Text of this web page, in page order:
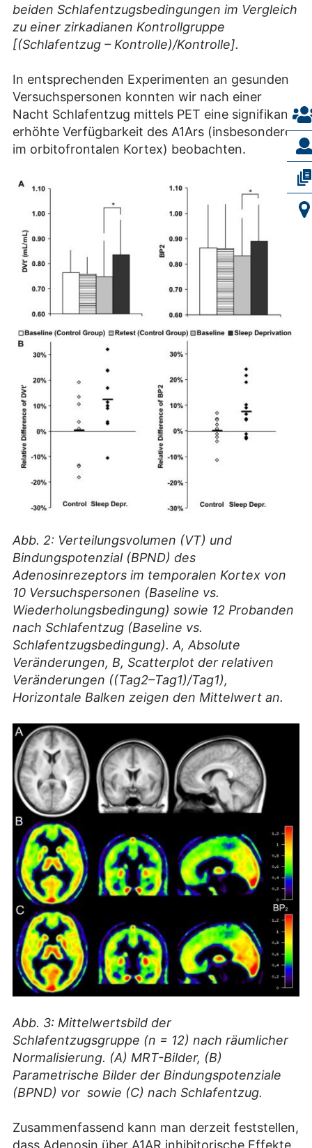
beiden Schlafentzugsbedingungen im Vergleich
zu einer zirkadianen Kontrollgruppe
[(Schlafentzug – Kontrolle)/Kontrolle].
In entsprechenden Experimenten an gesunden
Versuchspersonen konnten wir nach einer
Nacht Schlafentzug mittels PET eine signifikant
erhöhte Verfügbarkeit des A1Ars (insbesondere
im orbitofrontalen Kortex) beobachten.
Abb. 2: Verteilungsvolumen (VT) und
Bindungspotenzial (BPND) des
Adenosinrezeptors im temporalen Kortex von
10 Versuchspersonen (Baseline vs.
Wiederholungsbedingung) sowie 12 Probanden
nach Schlafentzug (Baseline vs.
Schlafentzugsbedingung). A, Absolute
Veränderungen, B, Scatterplot der relativen
Veränderungen ((Tag2–Tag1)/Tag1),
Horizontale Balken zeigen den Mittelwert an.
Abb. 3: Mittelwertsbild der
Schlafentzugsgruppe (n = 12) nach räumlicher
Normalisierung. (A) MRT-Bilder, (B)
Parametrische Bilder der Bindungspotenziale
(BPND) vor sowie (C) nach Schlafentzug.
Zusammenfassend kann man derzeit feststellen,